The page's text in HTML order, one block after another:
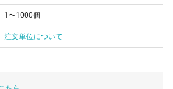
¥1,741
¥1,254
1〜1000個
注文単位について